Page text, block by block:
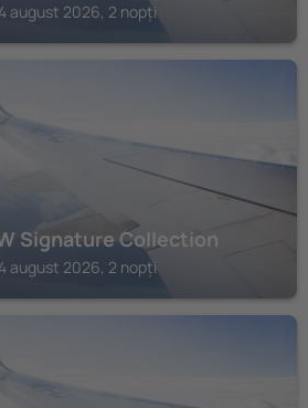
august 2026, 2 nopți
Signature Collection
august 2026, 2 nopți